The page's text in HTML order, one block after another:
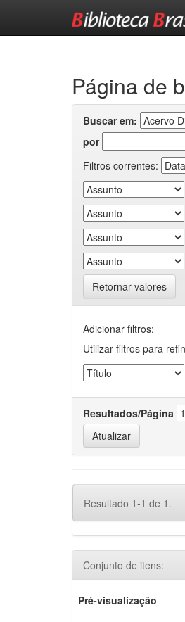
Página de
Buscar em:
por
Filtros correntes:
Retornar valores
Adicionar filtros:
Utilizar filtros para
Resultados/Página
Resultado 1-1 de 1.
Conjunto de itens:
Pré-visualização